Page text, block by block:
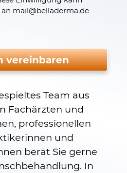
mail@belladerma.de
vereinbaren
Team aus
Fachärzten und
professionellen
und
berät Sie gerne
In